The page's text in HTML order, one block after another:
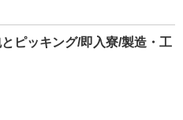
ピッキング/即入寮/製造・工